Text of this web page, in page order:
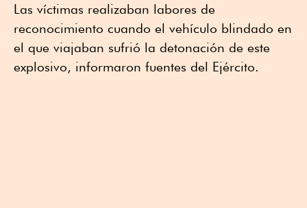
Las víctimas realizaban labores de
reconocimiento cuando el vehículo blindado en
el que viajaban sufrió la detonación de este
explosivo, informaron fuentes del Ejército.